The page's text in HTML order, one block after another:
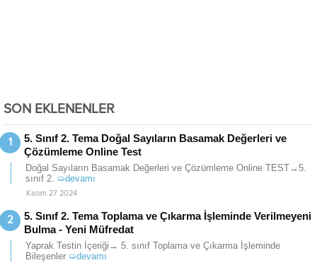
SON EKLENENLER
5. Sınıf 2. Tema Doğal Sayıların Basamak Değerleri ve
Çözümleme Online Test
Doğal Sayıların Basamak Değerleri ve Çözümleme Online TEST→5.
sınıf 2. ➯devamı
Kasım 27 2024
5. Sınıf 2. Tema Toplama ve Çıkarma İşleminde Verilmeyeni
Bulma - Yeni Müfredat
Yaprak Testin İçeriği→ 5. sınıf Toplama ve Çıkarma İşleminde
Bileşenler ➯devamı